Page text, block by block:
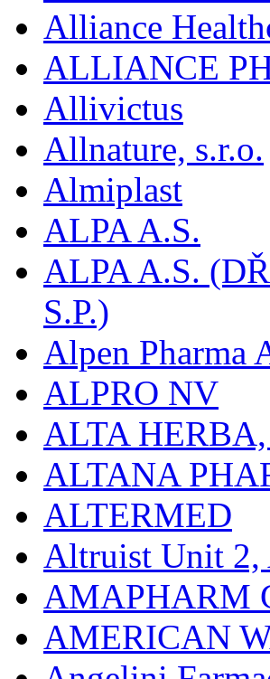
Alliance
ALLIANCE
Allivictus
Allnature, s.r.o.
Almiplast
ALPA A.S.
ALPA A.S.
S.P.)
Alpen Pharma
ALPRO NV
ALTA HERBA,
ALTANA
ALTERMED
Altruist Unit 2,
AMAPHARM
AMERICAN